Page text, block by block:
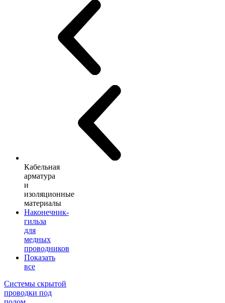
Кабельная
арматура
и
изоляционные
материалы
Наконечник-
гильза
для
медных
проводников
Показать
все
Системы скрытой
проводки под